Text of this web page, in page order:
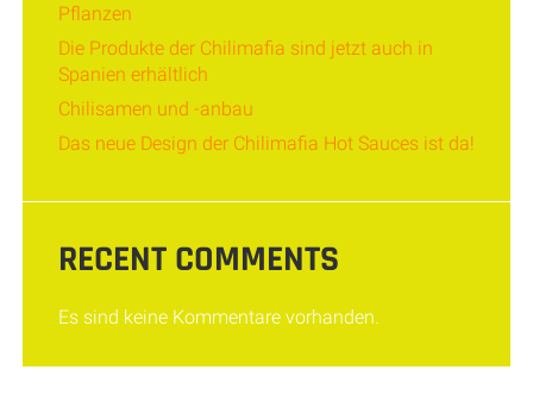
Pflanzen
Die Produkte der Chilimafia sind jetzt auch in
Spanien erhältlich
Chilisamen und -anbau
Das neue Design der Chilimafia Hot Sauces ist da!
RECENT COMMENTS
Es sind keine Kommentare vorhanden.